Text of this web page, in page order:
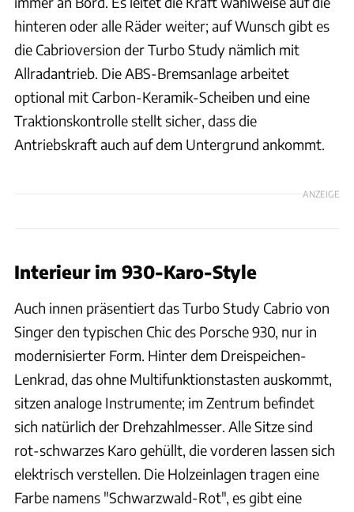
hinteren oder alle Räder weiter; auf Wunsch gibt es
die Cabrioversion der Turbo Study nämlich mit
Allradantrieb. Die ABS-Bremsanlage arbeitet
optional mit Carbon-Keramik-Scheiben und eine
Traktionskontrolle stellt sicher, dass die
Antriebskraft auch auf dem Untergrund ankommt.
ANZEIGE
Interieur im 930-Karo-Style
Auch innen präsentiert das Turbo Study Cabrio von
Singer den typischen Chic des Porsche 930, nur in
modernisierter Form. Hinter dem Dreispeichen-
Lenkrad, das ohne Multifunktionstasten auskommt,
sitzen analoge Instrumente; im Zentrum befindet
sich natürlich der Drehzahlmesser. Alle Sitze sind
rot-schwarzes Karo gehüllt, die vorderen lassen sich
elektrisch verstellen. Die Holzeinlagen tragen eine
Farbe namens "Schwarzwald-Rot", es gibt eine